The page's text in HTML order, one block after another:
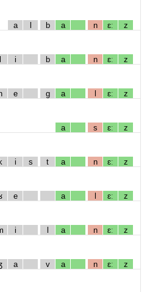
a l b a n ɛː z
l i b a n ɛː z
e g a l ɛː z
a s ɛː z
i s t a n ɛː z
e a l ɛː z
i l a n ɛː z
a v a n ɛː z